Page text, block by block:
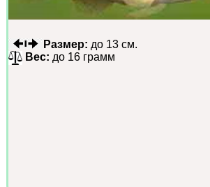
Размер: до 13 см.
Вес: до 16 грамм